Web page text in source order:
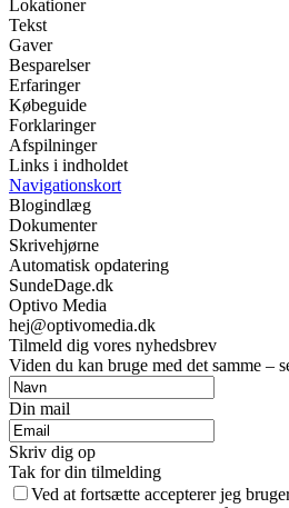
Lokationer
Tekst
Gaver
Besparelser
Erfaringer
Købeguide
Forklaringer
Afspilninger
Links i indholdet
Navigationskort
Blogindlæg
Dokumenter
Skrivehjørne
Automatisk opdatering
SundeDage.dk
Optivo Media
hej@optivomedia.dk
Tilmeld dig vores nyhedsbrev
Viden du kan bruge med det samme –
Din mail
Skriv dig op
Tak for din tilmelding
Ved at fortsætte accepterer jeg